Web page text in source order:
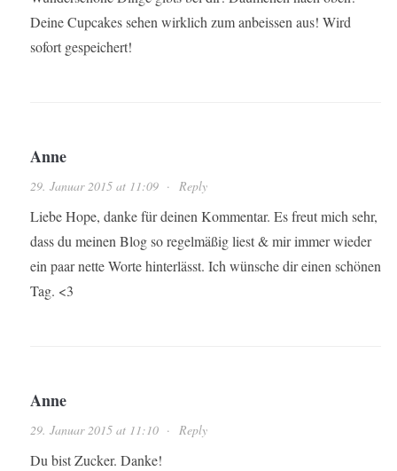
Deine Cupcakes sehen wirklich zum anbeissen aus! Wird
sofort gespeichert!
Anne
29. Januar 2015 at 11:09· Reply
Liebe Hope, danke für deinen Kommentar. Es freut mich sehr,
dass du meinen Blog so regelmäßig liest & mir immer wieder
ein paar nette Worte hinterlässt. Ich wünsche dir einen schönen
Tag. <3
Anne
29. Januar 2015 at 11:10· Reply
Du bist Zucker. Danke!